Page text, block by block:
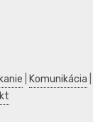
Komunikácia